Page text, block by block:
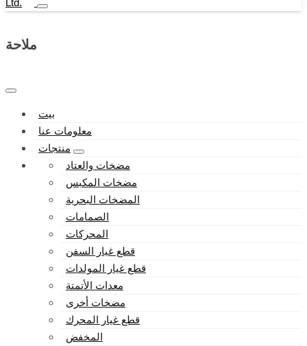
ملاحة
بيت
معلومات عنا
منتجات
مضخات والعتاد
مضخات المكبس
المضخات البحرية
الصمامات
المحركات
قطع غيار السفن
قطع غيار المولدات
معدات الأتمتة
مضخات أخرى
قطع غيار المحرك
المخفض